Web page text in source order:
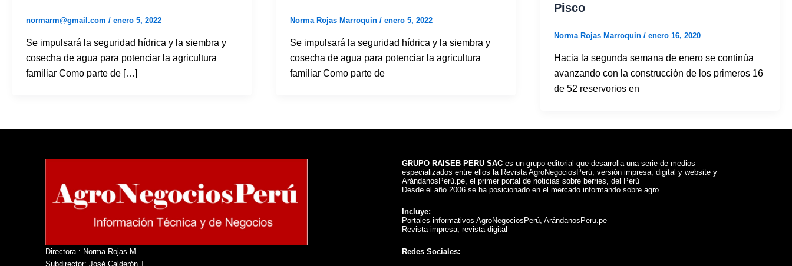
normarm@gmail.com / enero 5, 2022
Se impulsará la seguridad hídrica y la siembra y
cosecha de agua para potenciar la agricultura
familiar Como parte de […]
Norma Rojas Marroquin / enero 5, 2022
Se impulsará la seguridad hídrica y la siembra y
cosecha de agua para potenciar la agricultura
familiar Como parte de
Pisco
Norma Rojas Marroquin / enero 16, 2020
Hacia la segunda semana de enero se continúa
avanzando con la construcción de los primeros 16
de 52 reservorios en
Directora : Norma Rojas M.
Subdirector: José Calderón T.
GRUPO RAISEB PERU SAC es un grupo editorial que desarrolla una serie de medios
especializados entre ellos la Revista AgroNegociosPerú, versión impresa, digital y website y
ArándanosPerú.pe, el primer portal de noticias sobre berries, del Perú
Desde el año 2006 se ha posicionado en el mercado informando sobre agro.
Incluye:
Portales informativos AgroNegociosPerú, ArándanosPeru.pe
Revista impresa, revista digital
Redes Sociales: